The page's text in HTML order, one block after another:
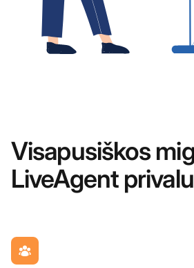
Visapusiškos
LiveAgent